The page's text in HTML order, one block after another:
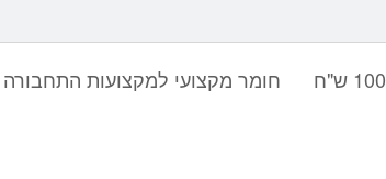
חומר מקצועי למקצועות התחבורה